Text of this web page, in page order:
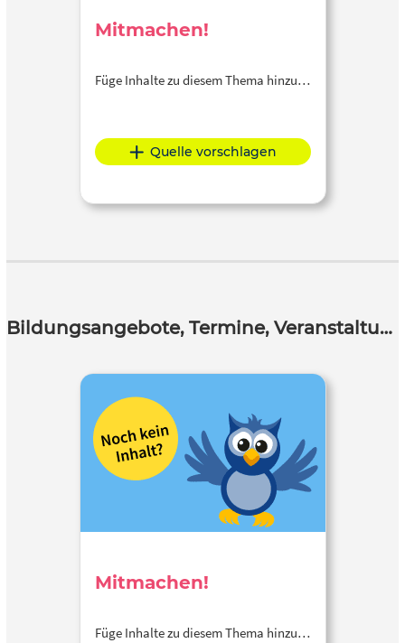
Mitmachen!
Füge Inhalte zu diesem Thema hinzu…
Quelle vorschlagen
Bildungsangebote, Termine, Veranstaltungen
Mitmachen!
Füge Inhalte zu diesem Thema hinzu…